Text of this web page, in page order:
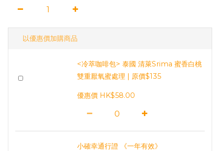
以優惠價加購商品
<冷萃咖啡包> 泰國 清萊Srima 蜜香白桃
雙重厭氧蜜處理 | 原價$135
優惠價 HK$58.00
小確幸通行證 《一年有效》